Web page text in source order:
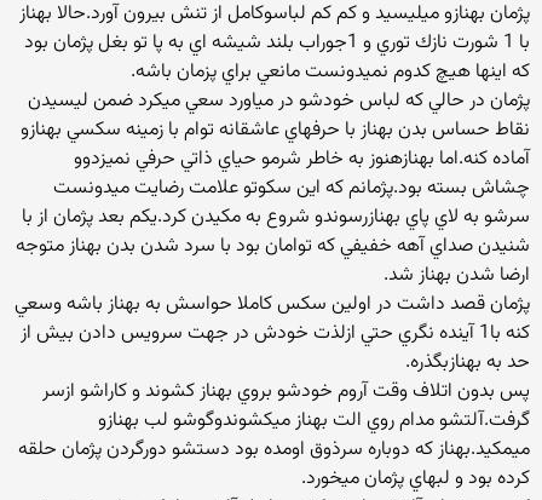
پژمان بهنازو ميليسيد و كم كم لباسوكامل از تنش بيرون آورد.حالا بهناز
با 1 شورت نازك توري و 1جوراب بلند شيشه اي به پا تو بغل پژمان بود
كه اينها هيچ كدوم نميدونست مانعي براي پزمان باشه.
پژمان در حالي كه لباس خودشو در مياورد سعي ميكرد ضمن ليسيدن
نقاط حساس بدن بهناز با حرفهاي عاشقانه توام با زمينه سكسي بهنازو
آماده كنه.اما بهنازهنوز به خاطر شرمو حياي ذاتي حرفي نميزدوو
چشاش بسته بود.پژمانم كه اين سكوتو علامت رضايت ميدونست
سرشو به لاي پاي بهنازرسوندو شروع به مكيدن كرد.يكم بعد پژمان از با
شنيدن صداي آهه خفيفي كه توامان بود با سرد شدن بدن بهناز متوجه
ارضا شدن بهناز شد.
پژمان قصد داشت در اولين سكس كاملا حواسش به بهناز باشه وسعي
كنه با1 آينده نگري حتي ازلذت خودش در جهت سرويس دادن بيش از
حد به بهنازبگذره.
پس بدون اتلاف وقت آروم خودشو بروي بهناز كشوند و كاراشو ازسر
گرفت.آلتشو مدام روي الت بهناز ميكشوندوگوشو لب بهنازو
ميمكيد.بهناز كه دوباره سرذوق اومده بود دستشو دورگردن پژمان حلقه
كرده بود و لبهاي پژمان ميخورد.